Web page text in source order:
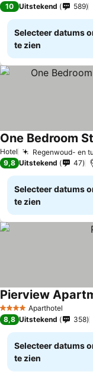
10 Uitstekend 589
Selecteer datums
te zien
Hotel Regenwoud- en
9,8 Uitstekend 47
Selecteer datums
te zien
4 SterrenAparthotel
Pierview
8,8 Uitstekend 358
Selecteer datums
te zien